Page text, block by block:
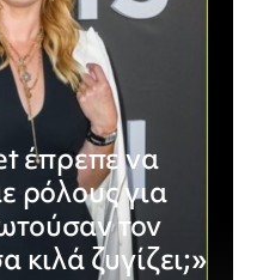
έπρεπε να
ρόλους για
τον
κιλά ζυγίζει;»